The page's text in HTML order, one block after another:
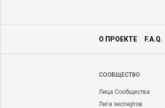
О ПРОЕКТЕ F.A.Q.
CООБЩЕСТВО
Лица Сообщества
Лига экспертов